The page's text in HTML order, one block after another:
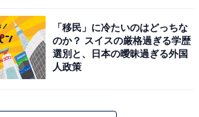
神経痛や疲労回復など多彩な効能
用の畳コーナーも完備されてお
タルに出会えることもある、情緒
す。
「移民」に冷たいのはどっちな
のか？ スイスの厳格過ぎる学歴
選別と、日本の曖昧過ぎる外国
人政策